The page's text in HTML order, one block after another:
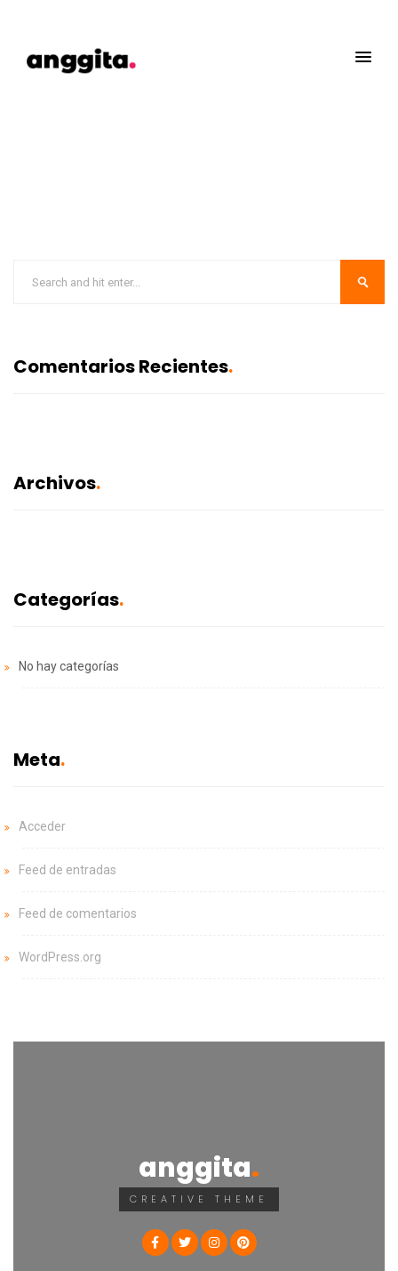
Comentarios Recientes
Archivos
Categorías
No hay categorías
Meta
Acceder
Feed de entradas
Feed de comentarios
WordPress.org
anggita
CREATIVE THEME